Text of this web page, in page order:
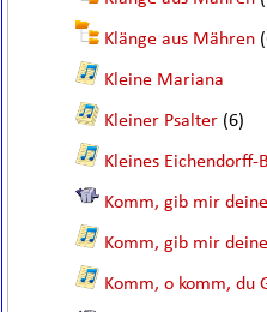
Klänge aus Mähren
Kleine Mariana
Kleiner Psalter (6)
Kleines Eichendorff-
Komm, gib mir
Komm, gib mir
Komm, o komm, du